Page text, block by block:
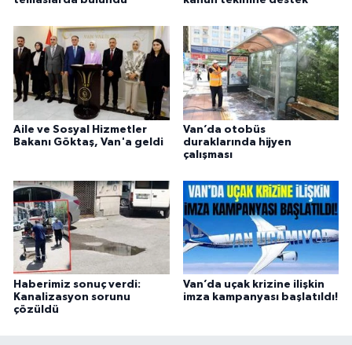
Aile ve Sosyal Hizmetler
Bakanı Göktaş, Van'a geldi
Van’da otobüs
duraklarında hijyen
çalışması
Haberimiz sonuç verdi:
Kanalizasyon sorunu
çözüldü
Van’da uçak krizine ilişkin
imza kampanyası başlatıldı!